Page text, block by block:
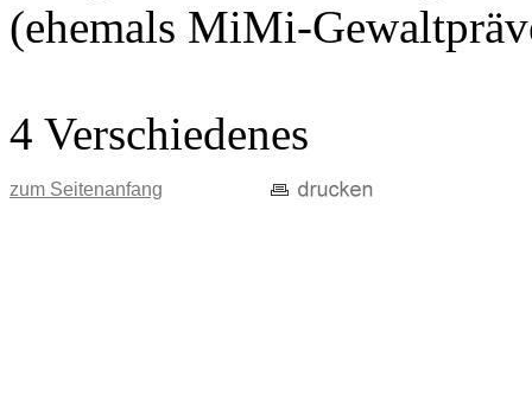
(ehemals MiMi-
4 Verschiedenes
zum Seitenanfang